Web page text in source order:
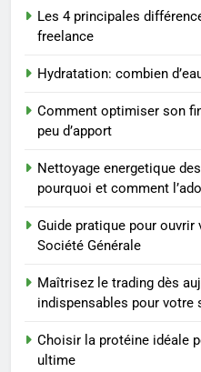
BIEN
3
pour
4
Les
Les 4 principales
freelance
Hydratation: combien
Comment optimiser son
peu d’apport
Nettoyage energetique
pourquoi et comment
Guide pratique pour
Société Générale
Maîtrisez le trading dès
indispensables pour votre
Choisir la protéine idéale
ultime